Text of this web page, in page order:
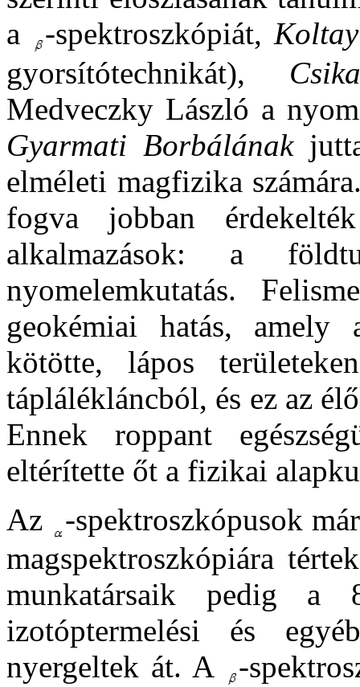
a
-spektroszkópiát,
gyorsítótechnikát),
Medveczky László a
Gyarmati Borbálának
elméleti magfizika
fogva jobban
alkalmazások: a
nyomelemkutatás.
geokémiai hatás, amely
kötötte, lápos
táplálékláncból, és ez az
Ennek roppant
eltérítette őt a fizikai
Az
-spektroszkópusok
magspektroszkópiára
munkatársaik pedig a
izotóptermelési és
nyergeltek át. A
-